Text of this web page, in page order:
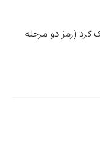
(رمز دو مرحله